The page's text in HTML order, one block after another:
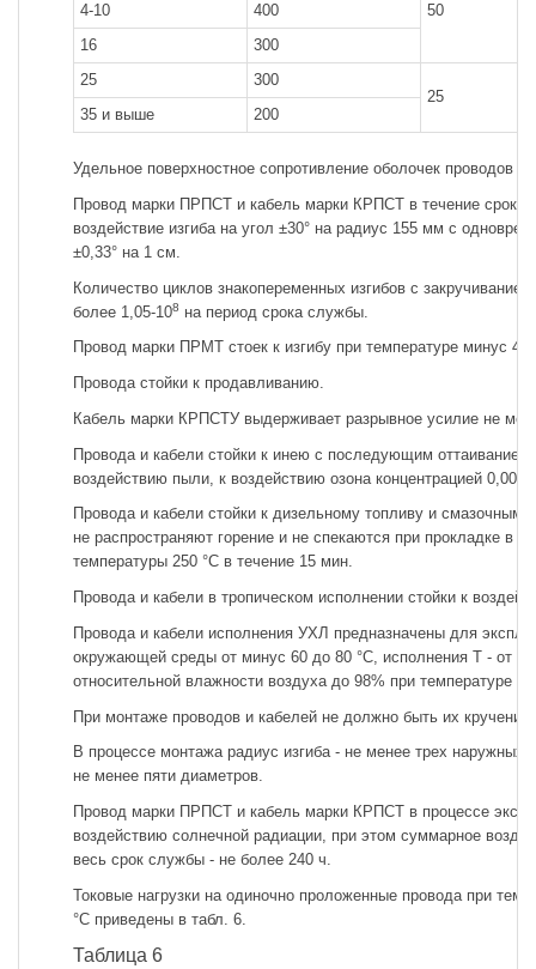
50
4-10
400
16
300
25
300
25
35 и выше
200
Удельное поверхностное сопротивление оболочек проводов и
Провод марки ПРПСТ и кабель марки КРПСТ в течение
воздействие изгиба на угол ±30° на радиус 155 мм с
±0,33° на 1 см.
Количество циклов знакопеременных изгибов с
более 1,05-108 на период срока службы.
Провод марки ПРМТ стоек к изгибу при температуре минус 40
Провода стойки к продавливанию.
Кабель марки КРПСТУ выдерживает разрывное усилие не
Провода и кабели стойки к инею с последующим
воздействию пыли, к воздействию озона концентрацией
Провода и кабели стойки к дизельному топливу и смазочным
не распространяют горение и не спекаются при прокладке в
температуры 250 °С в течение 15 мин.
Провода и кабели в тропическом исполнении стойки к
Провода и кабели исполнения УХЛ предназначены для
окружающей среды от минус 60 до 80 °С, исполнения Т - от
относительной влажности воздуха до 98% при температуре
При монтаже проводов и кабелей не должно быть их кручения
В процессе монтажа радиус изгиба - не менее трех наружных
не менее пяти диаметров.
Провод марки ПРПСТ и кабель марки КРПСТ в процессе
воздействию солнечной радиации, при этом суммарное
весь срок службы - не более 240 ч.
Токовые нагрузки на одиночно проложенные провода при
°С приведены в табл. 6.
Таблица 6